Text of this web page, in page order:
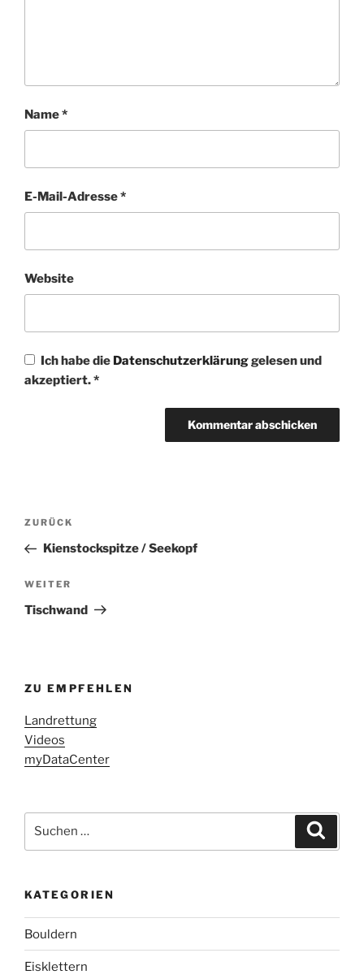
Name*
E-Mail-Adresse*
Website
Ich habe die Datenschutzerklärunggelesen und
akzeptiert.*
Beitragsnavigation
Vorheriger
Beitrag
ZURÜCK
Kienstockspitze / Seekopf
Nächster
Beitrag
WEITER
Tischwand
ZU EMPFEHLEN
Landrettung
Videos
myDataCenter
nach:
KATEGORIEN
Bouldern
Eisklettern